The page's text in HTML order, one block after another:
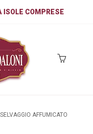
COMPRESE
AFFUMICATO